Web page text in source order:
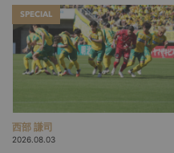
SPECIAL
西部 謙司
2026.08.03